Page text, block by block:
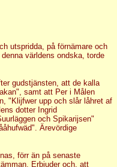
utspridda, på förnämare och
världens ondska, torde
gudstjänsten, att de kalla
samt att Per i Målen
"Klijfwer upp och slår låhret af
dotter Ingrid
och Spikarijsen"
Ärevördige
förr än på senaste
Erbjuder och, att